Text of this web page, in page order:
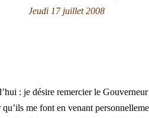
Jeudi 17juillet 2008
: je désire remercier le
me font en venant